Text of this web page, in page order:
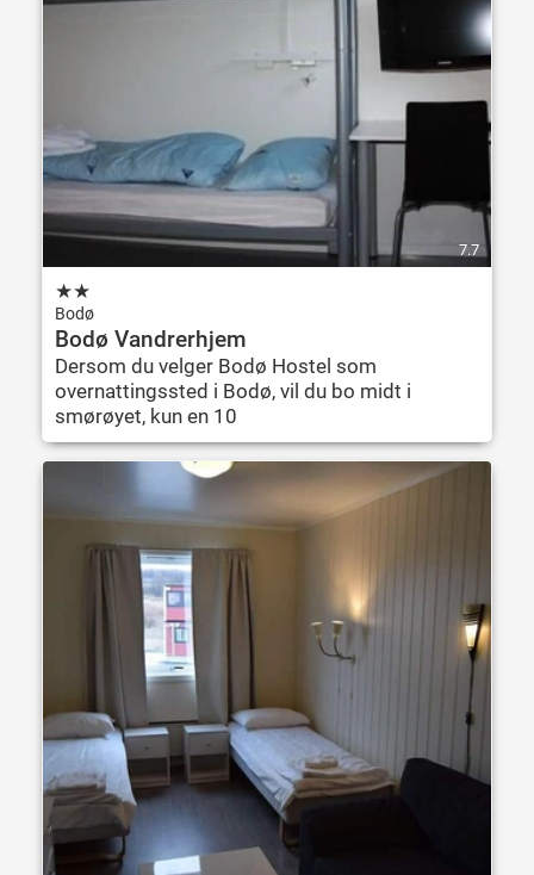
7.7
★★
Bodø
Bodø Vandrerhjem
Dersom du velger Bodø Hostel som
overnattingssted i Bodø, vil du bo midt i
smørøyet, kun en 10